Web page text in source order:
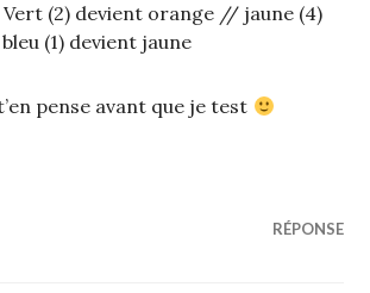
(2) devient orange // jaune (4)
(1) devient jaune
pense avant que je test
RÉPONSE